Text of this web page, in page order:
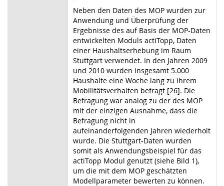
Neben den Daten des MOP wurden zur
Anwendung und Überprüfung der
Ergebnisse des auf Basis der MOP-Daten
entwickelten Moduls actiTopp, Daten
einer Haushaltserhebung im Raum
Stuttgart verwendet. In den Jahren 2009
und 2010 wurden insgesamt 5.000
Haushalte eine Woche lang zu ihrem
Mobilitätsverhalten befragt [26]. Die
Befragung war analog zu der des MOP
mit der einzigen Ausnahme, dass die
Befragung nicht in
aufeinanderfolgenden Jahren wiederholt
wurde. Die Stuttgart-Daten wurden
somit als Anwendungsbeispiel für das
actiTopp Modul genutzt (siehe Bild 1),
um die mit dem MOP geschätzten
Modellparameter bewerten zu können.